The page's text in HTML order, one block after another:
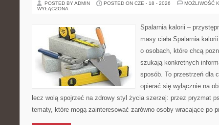
POSTED BY ADMIN POSTED ON CZE - 18 - 2026
MOŻLIWOŚĆ
WYŁĄCZONA
Spalarnia kalorii –
masy ciała Spalarnia
o osobach, które chcą
szukają konkretnych
sposób. To przestrzeń dla
opierać się wyłącznie na
lecz wolą spojrzeć na zdrowy styl życia szerzej: przez pryzmat
tematy, które mogą zainteresować zarówno osoby wracające po